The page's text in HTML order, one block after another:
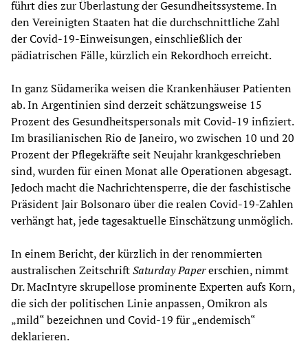
führt dies zur Überlastung der Gesundheitssysteme. In
den Vereinigten Staaten hat die durchschnittliche Zahl
der Covid-19-Einweisungen, einschließlich der
pädiatrischen Fälle, kürzlich ein Rekordhoch erreicht.
In ganz Südamerika weisen die Krankenhäuser Patienten
ab. In Argentinien sind derzeit schätzungsweise 15
Prozent des Gesundheitspersonals mit Covid-19 infiziert.
Im brasilianischen Rio de Janeiro, wo zwischen 10 und 20
Prozent der Pflegekräfte seit Neujahr krankgeschrieben
sind, wurden für einen Monat alle Operationen abgesagt.
Jedoch macht die Nachrichtensperre, die der faschistische
Präsident Jair Bolsonaro über die realen Covid-19-Zahlen
verhängt hat, jede tagesaktuelle Einschätzung unmöglich.
In einem Bericht, der kürzlich in der renommierten
australischen ZeitschriftSaturday Papererschien, nimmt
Dr. MacIntyre skrupellose prominente Experten aufs Korn,
die sich der politischen Linie anpassen, Omikron als
„mild“ bezeichnen und Covid-19 für „endemisch“
deklarieren.